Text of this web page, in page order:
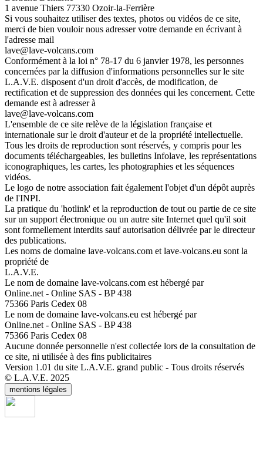
1 avenue Thiers 77330 Ozoir-la-Ferrière
Si vous souhaitez utiliser des textes, photos ou vidéos de ce site,
merci de bien vouloir nous adresser votre demande en écrivant à
l'adresse mail
lave@lave-volcans.com
Conformément à la loi n° 78-17 du 6 janvier 1978, les personnes
concernées par la diffusion d'informations personnelles sur le site
L.A.V.E. disposent d'un droit d'accès, de modification, de
rectification et de suppression des données qui les concernent. Cette
demande est à adresser à
lave@lave-volcans.com
L'ensemble de ce site relève de la législation française et
internationale sur le droit d'auteur et de la propriété intellectuelle.
Tous les droits de reproduction sont réservés, y compris pour les
documents téléchargeables, les bulletins Infolave, les représentations
iconographiques, les cartes, les photographies et les séquences
vidéos.
Le logo de notre association fait également l'objet d'un dépôt auprès
de l'INPI.
La pratique du 'hotlink' et la reproduction de tout ou partie de ce site
sur un support électronique ou un autre site Internet quel qu'il soit
sont formellement interdits sauf autorisation délivrée par le directeur
des publications.
Les noms de domaine lave-volcans.com et lave-volcans.eu sont la
propriété de
L.A.V.E.
Le nom de domaine lave-volcans.com est hébergé par
Online.net - Online SAS - BP 438
75366 Paris Cedex 08
Le nom de domaine lave-volcans.eu est hébergé par
Online.net - Online SAS - BP 438
75366 Paris Cedex 08
Aucune donnée personnelle n'est collectée lors de la consultation de
ce site, ni utilisée à des fins publicitaires
Version 1.01 du site L.A.V.E. grand public - Tous droits réservés
© L.A.V.E. 2025
mentions légales